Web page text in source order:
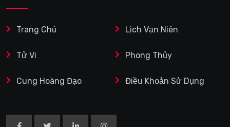
Trang Chủ Lịch Vạn Niên
Tử Vi Phong Thủy
Cung Hoàng Đạo Điều Khoản Sử Dụng